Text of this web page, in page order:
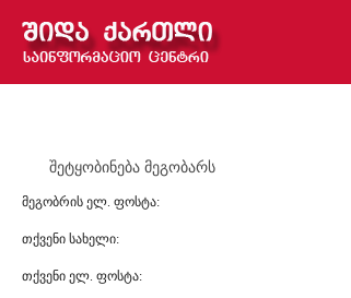
შეტყობინება მეგობარს
მეგობრის ელ. ფოსტა:
თქვენი სახელი:
თქვენი ელ. ფოსტა: